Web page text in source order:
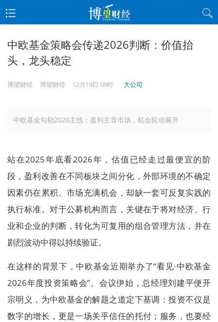
中欧基金策略会传递2026判断：价值抬
头，龙头稳定
博望财经 博望财经 12月19日 09时 大公司
中欧基金勾勒2026主线：盈利主导市场，机会轮动展开
站在2025年底看2026年，估值已经走过最便宜的阶
段，盈利改善在不同板块之间分化，外部环境的不确定
因素仍在累积。市场充满机会，却缺一套可反复实践的
执行标准。对于公募机构而言，关键在于将对经济、行
业和企业的判断，转化为可复用的组合管理方法，并在
剧烈波动中得以持续验证。
在这样的背景下，中欧基金近期举办了“看见·中欧基金
2026年度投资策略会”。会议伊始，总经理刘建平便开
宗明义，为中欧基金的解题之道定下基调：投资不仅是
数字的增长，更是一场关乎信任的托付；服务，也要经